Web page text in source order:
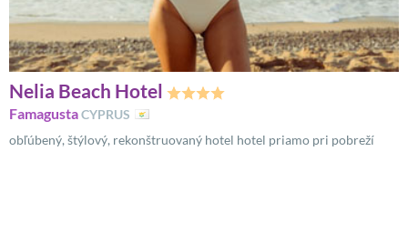
Nelia Beach Hotel
FamagustaCYPRUS
obľúbený, štýlový, rekonštruovaný hotel hotel priamo pri pobreží